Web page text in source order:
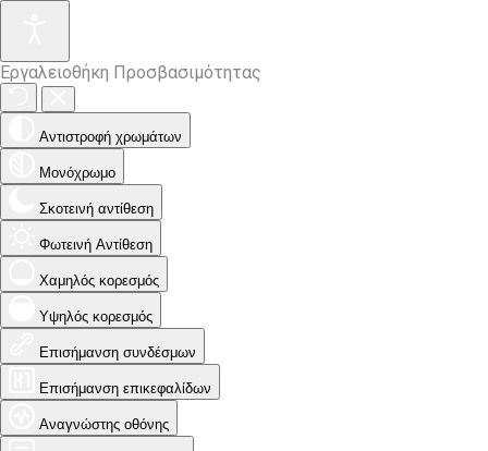
Εργαλειοθήκη Προσβασιμότητας
Αντιστροφή χρωμάτων
Μονόχρωμο
Σκοτεινή αντίθεση
Φωτεινή Αντίθεση
Χαμηλός κορεσμός
Υψηλός κορεσμός
Επισήμανση συνδέσμων
Επισήμανση επικεφαλίδων
Αναγνώστης οθόνης